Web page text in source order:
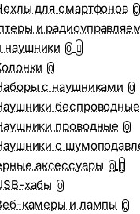
для смартфонов 0
и
наушники 0
0
с наушниками 0
беспроводные
проводные 0
с
аксессуары 0
хабы 0
камеры и лампы 0